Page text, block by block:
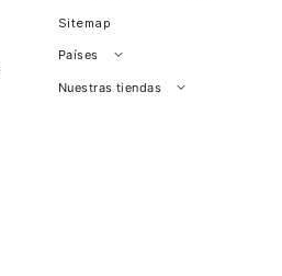
Sitemap
Países
Perú
Nuestras tiendas